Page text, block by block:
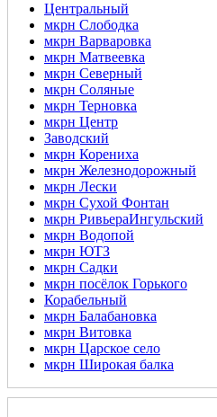
Центральный
мкрн Слободка
мкрн Варваровка
мкрн Матвеевка
мкрн Северный
мкрн Соляные
мкрн Терновка
мкрн Центр
Заводский
мкрн Корениха
мкрн Железнодорожный
мкрн Лески
мкрн Сухой Фонтан
мкрн РивьераИнгульский
мкрн Водопой
мкрн ЮТЗ
мкрн Садки
мкрн посёлок Горького
Корабельный
мкрн Балабановка
мкрн Витовка
мкрн Царское село
мкрн Широкая балка